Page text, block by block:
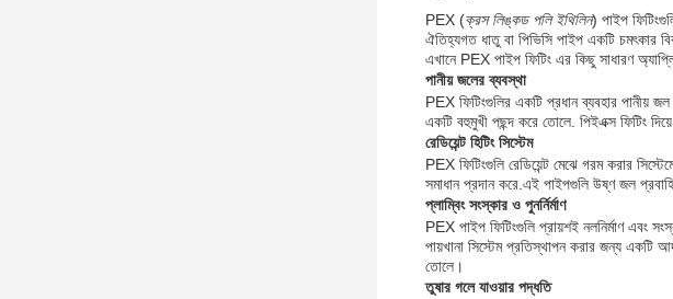
PEX (ক্রস লিঙ্কড পলি ইথিলিন) পাইপ
ঐতিহ্যগত ধাতু বা পিভিসি পাইপ একটি চমৎকার
এখানে PEX পাইপ ফিটিং এর কিছু সাধারণ
পানীয় জলের ব্যবস্থা
PEX ফিটিংগুলির একটি প্রধান ব্যবহার পানীয়
একটি বহুমুখী পছন্দ করে তোলে. পিইএক্স ফিটিং
রেডিয়েন্ট হিটিং সিস্টেম
PEX ফিটিংগুলি রেডিয়েন্ট মেঝে গরম করার
সমাধান প্রদান করে.এই পাইপগুলি উষ্ণ জল
প্লাম্বিং সংস্কার ও পুনর্নির্মাণ
PEX পাইপ ফিটিংগুলি প্রায়শই নলনির্মাণ এবং
পায়খানা সিস্টেম প্রতিস্থাপন করার জন্য একটি
তোলে।
তুষার গলে যাওয়ার পদ্ধতি